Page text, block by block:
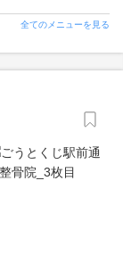
全てのメニューを見る